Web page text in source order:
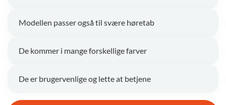
Modellen passer også til svære høretab
De kommer i mange forskellige farver
De er brugervenlige og lette at betjene